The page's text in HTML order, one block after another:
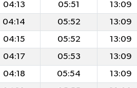
04:13 05:51 13:09
04:14 05:52 13:09
04:15 05:52 13:09
04:17 05:53 13:09
04:18 05:54 13:09